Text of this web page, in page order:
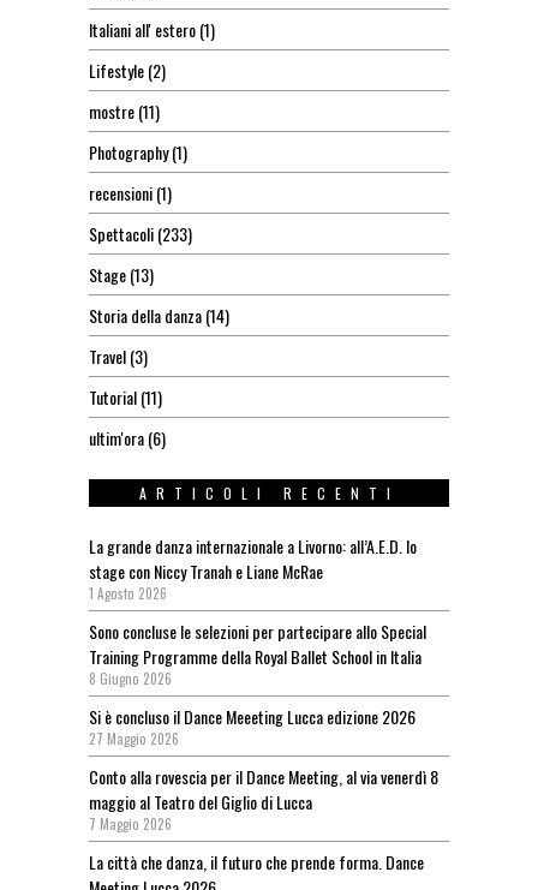
Italiani all' estero(1)
Lifestyle(2)
mostre(11)
Photography(1)
recensioni(1)
Spettacoli(233)
Stage(13)
Storia della danza(14)
Travel(3)
Tutorial(11)
ultim'ora(6)
ARTICOLI RECENTI
La grande danza internazionale a Livorno: all’A.E.D. lo
stage con Niccy Tranah e Liane McRae
1 Agosto 2026
Sono concluse le selezioni per partecipare allo Special
Training Programme della Royal Ballet School in Italia
8 Giugno 2026
Si è concluso il Dance Meeeting Lucca edizione 2026
27 Maggio 2026
Conto alla rovescia per il Dance Meeting, al via venerdì 8
maggio al Teatro del Giglio di Lucca
7 Maggio 2026
La città che danza, il futuro che prende forma. Dance